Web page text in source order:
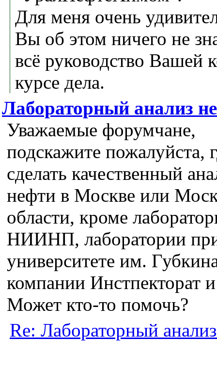
Для меня очень
Вы об этом ничего не
всё руководство Вашей
курсе дела.
Лабораторный анализ
Уважаемые форумчане,
подскажите пожалуйста,
сделать качественный
нефти в Москве или
области, кроме
НИИНП, лаборатории
университете им.
компании Инстпекторат
Может кто-то помочь?
Re: Лабораторный